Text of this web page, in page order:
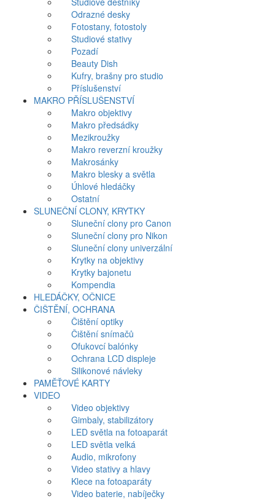
Odrazné desky
Fotostany, fotostoly
Studiové stativy
Pozadí
Beauty Dish
Kufry, brašny pro studio
Příslušenství
MAKRO PŘÍSLUŠENSTVÍ
Makro objektivy
Makro předsádky
Mezikroužky
Makro reverzní kroužky
Makrosánky
Makro blesky a světla
Úhlové hledáčky
Ostatní
SLUNEČNÍ CLONY, KRYTKY
Sluneční clony pro Canon
Sluneční clony pro Nikon
Sluneční clony univerzální
Krytky na objektivy
Krytky bajonetu
Kompendia
HLEDÁČKY, OČNICE
ČIŠTĚNÍ, OCHRANA
Čištění optiky
Čištění snímačů
Ofukovcí balónky
Ochrana LCD displeje
Silikonové návleky
PAMĚŤOVÉ KARTY
VIDEO
Video objektivy
Gimbaly, stabilizátory
LED světla na fotoaparát
LED světla velká
Audio, mikrofony
Video stativy a hlavy
Klece na fotoaparáty
Video baterie, nabíječky